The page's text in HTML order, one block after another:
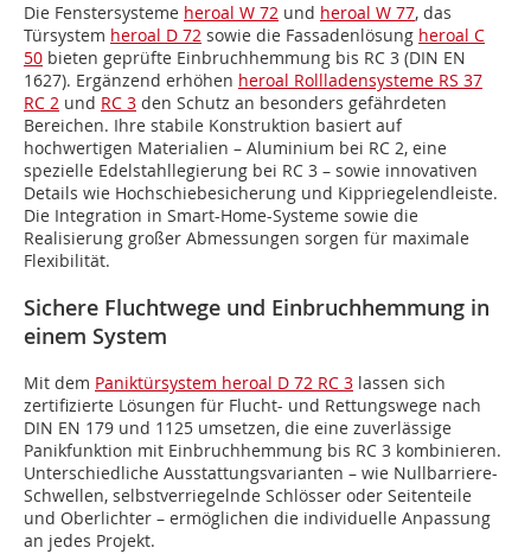
Die Fenstersysteme heroal W 72 und heroal W 77, das
Türsystem heroal D 72 sowie die Fassadenlösung heroal C
50 bieten geprüfte Einbruchhemmung bis RC 3 (DIN EN
1627). Ergänzend erhöhen heroal Rollladensysteme RS 37
RC 2 und RC 3 den Schutz an besonders gefährdeten
Bereichen. Ihre stabile Konstruktion basiert auf
hochwertigen Materialien – Aluminium bei RC 2, eine
spezielle Edelstahllegierung bei RC 3 – sowie innovativen
Details wie Hochschiebesicherung und Kippriegelendleiste.
Die Integration in Smart-Home-Systeme sowie die
Realisierung großer Abmessungen sorgen für maximale
Flexibilität.
Sichere Fluchtwege und Einbruchhemmung in
einem System
Mit dem Paniktürsystem heroal D 72 RC 3 lassen sich
zertifizierte Lösungen für Flucht- und Rettungswege nach
DIN EN 179 und 1125 umsetzen, die eine zuverlässige
Panikfunktion mit Einbruchhemmung bis RC 3 kombinieren.
Unterschiedliche Ausstattungsvarianten – wie Nullbarriere-
Schwellen, selbstverriegelnde Schlösser oder Seitenteile
und Oberlichter – ermöglichen die individuelle Anpassung
an jedes Projekt.